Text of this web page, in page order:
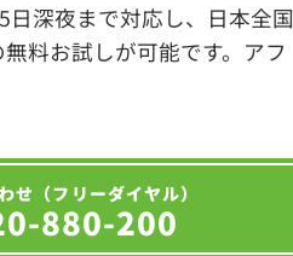
深夜まで対応し、日本全国
料お試しが可能です。アフ
せ（フリーダイヤル）
880-200